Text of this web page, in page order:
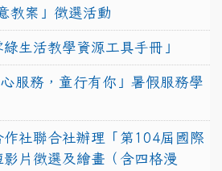
教案」徵選活動
生活教學資源工具手冊」
服務，童行有你」暑假服務學
社聯合社辦理「第104屆國際
片徵選及繪畫（含四格漫